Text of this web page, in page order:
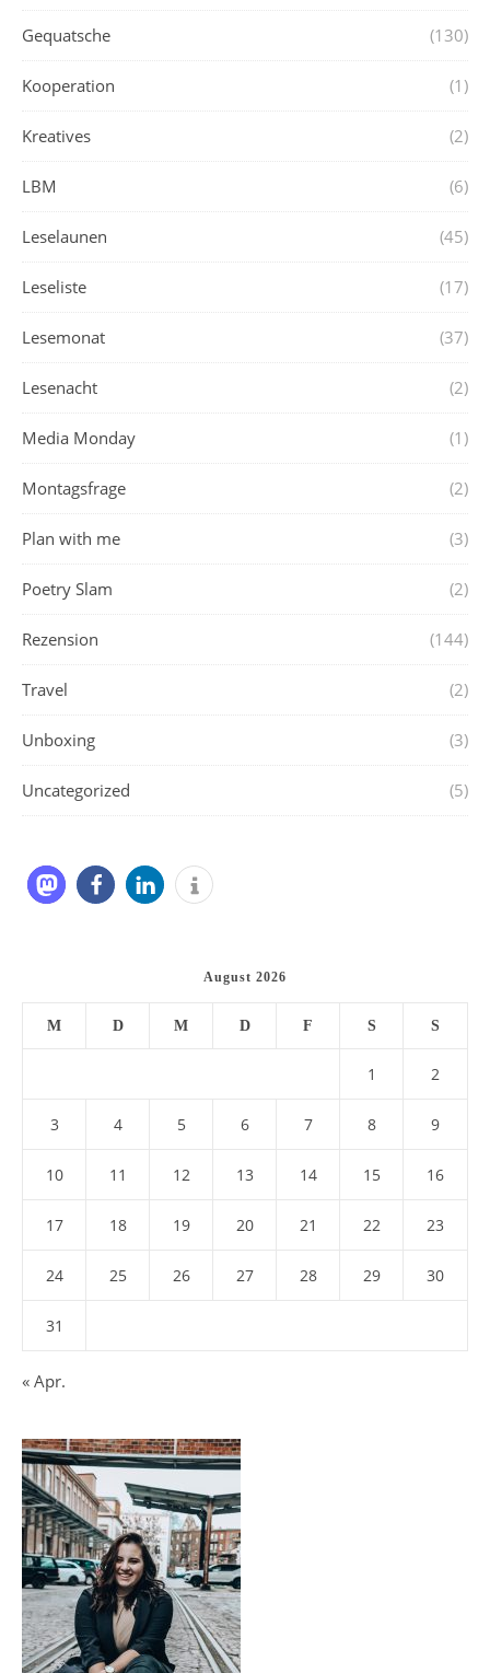
Gequatsche (130)
Kooperation (1)
Kreatives (2)
LBM (6)
Leselaunen (45)
Leseliste (17)
Lesemonat (37)
Lesenacht (2)
Media Monday (1)
Montagsfrage (2)
Plan with me (3)
Poetry Slam (2)
Rezension (144)
Travel (2)
Unboxing (3)
Uncategorized (5)
August 2026
M D M D F S S
1 2
3 4 5 6 7 8 9
10 11 12 13 14 15 16
17 18 19 20 21 22 23
24 25 26 27 28 29 30
31
« Apr.